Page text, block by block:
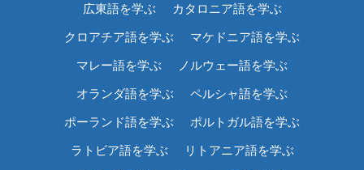
広東語を学ぶ カタロニア語を学ぶ
クロアチア語を学ぶ マケドニア語を学ぶ
マレー語を学ぶ ノルウェー語を学ぶ
オランダ語を学ぶ ペルシャ語を学ぶ
ポーランド語を学ぶ ポルトガル語を学ぶ
ラトビア語を学ぶ リトアニア語を学ぶ